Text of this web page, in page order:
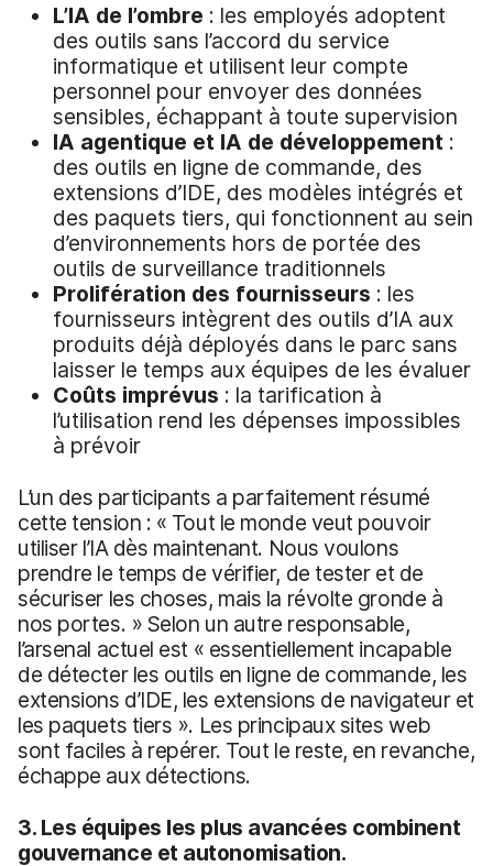
L’IA de l’ombre : les employés adoptent
des outils sans l’accord du service
informatique et utilisent leur compte
personnel pour envoyer des données
sensibles, échappant à toute supervision
IA agentique et IA de développement :
des outils en ligne de commande, des
extensions d’IDE, des modèles intégrés et
des paquets tiers, qui fonctionnent au sein
d’environnements hors de portée des
outils de surveillance traditionnels
Prolifération des fournisseurs : les
fournisseurs intègrent des outils d’IA aux
produits déjà déployés dans le parc sans
laisser le temps aux équipes de les évaluer
Coûts imprévus : la tarification à
l’utilisation rend les dépenses impossibles
à prévoir
L’un des participants a parfaitement résumé
cette tension : « Tout le monde veut pouvoir
utiliser l’IA dès maintenant. Nous voulons
prendre le temps de vérifier, de tester et de
sécuriser les choses, mais la révolte gronde à
nos portes. » Selon un autre responsable,
l’arsenal actuel est « essentiellement incapable
de détecter les outils en ligne de commande, les
extensions d’IDE, les extensions de navigateur et
les paquets tiers ». Les principaux sites web
sont faciles à repérer. Tout le reste, en revanche,
échappe aux détections.
3. Les équipes les plus avancées combinent
gouvernance et autonomisation.